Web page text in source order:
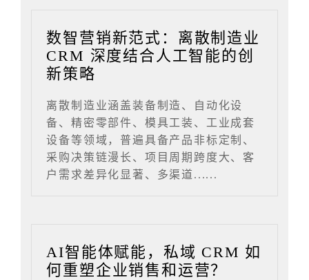
数智营销新范式：离散制造业
CRM 深度结合人工智能的创
新策略
离散制造业涵盖装备制造、自动化设
备、精密零部件、模具工装、工业成套
设备等领域，普遍具备产品非标定制、
采购决策链漫长、项目周期跨度大、客
户需求差异化显著、多渠道......
AI智能体赋能，私域 CRM 如
何重塑企业销售和运营？